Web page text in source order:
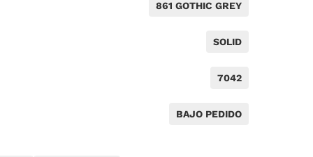
861 GOTHIC GREY
SOLID
7042
BAJO PEDIDO